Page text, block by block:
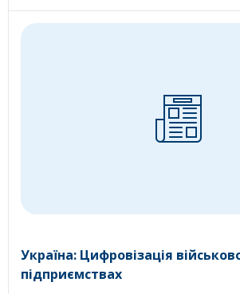
Україна: Цифровізація
підприємствах